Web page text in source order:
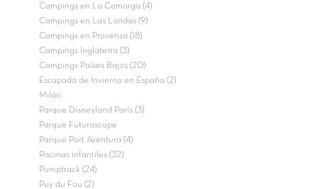
Campings en La Camarga (4)
Campings en Las Landas (9)
Campings en Provenza (18)
Campings Inglaterra (3)
Campings Países Bajos (20)
Escapada de Invierno en España (2)
Milán
Parque Disneyland París (3)
Parque Futuroscope
Parque Port Aventura (4)
Piscinas infantiles (32)
Pumptrack (24)
Puy du Fou (2)